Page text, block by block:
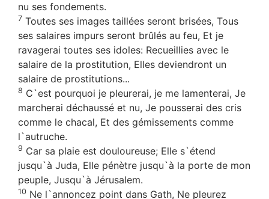
nu ses fondements.
7 Toutes ses images taillées seront brisées, Tous
ses salaires impurs seront brûlés au feu, Et je
ravagerai toutes ses idoles: Recueillies avec le
salaire de la prostitution, Elles deviendront un
salaire de prostitutions...
8 C`est pourquoi je pleurerai, je me lamenterai, Je
marcherai déchaussé et nu, Je pousserai des cris
comme le chacal, Et des gémissements comme
l`autruche.
9 Car sa plaie est douloureuse; Elle s`étend
jusqu`à Juda, Elle pénètre jusqu`à la porte de mon
peuple, Jusqu`à Jérusalem.
10 Ne l`annoncez point dans Gath, Ne pleurez